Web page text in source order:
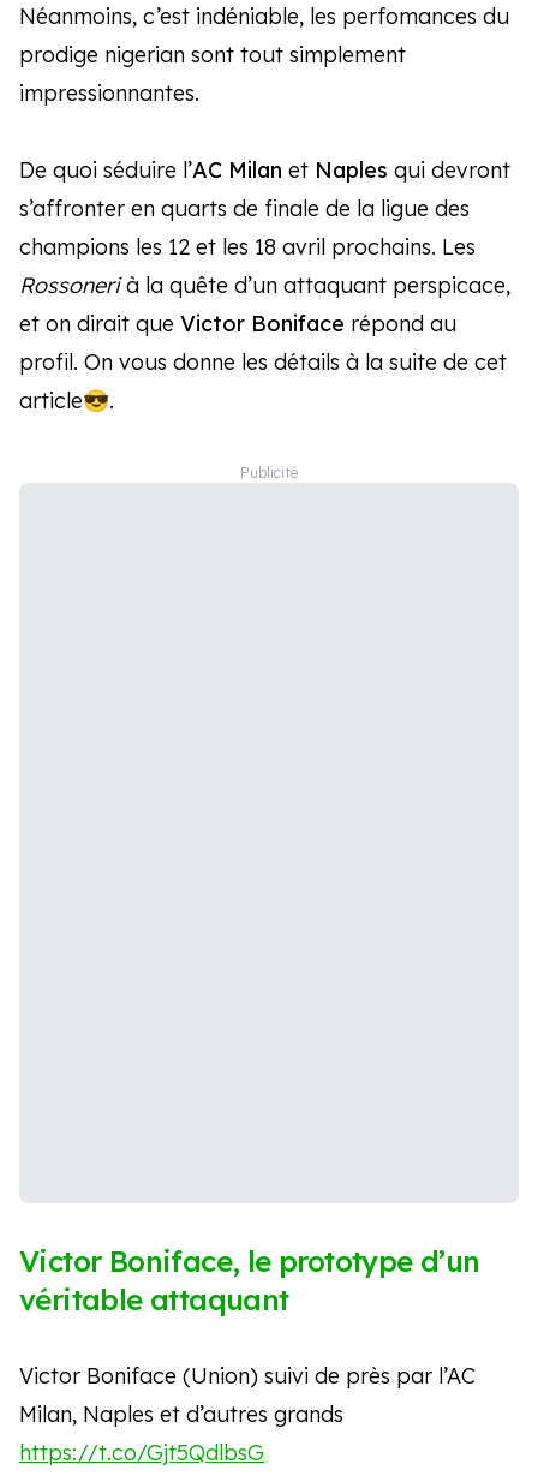
Néanmoins, c’est indéniable, les perfomances du
prodige nigerian sont tout simplement
impressionnantes.
De quoi séduire l’AC Milan et Naples qui devront
s’affronter en quarts de finale de la ligue des
champions les 12 et les 18 avril prochains. Les
Rossonerià la quête d’un attaquant perspicace,
et on dirait que Victor Boniface répond au
profil. On vous donne les détails à la suite de cet
article😎.
Victor Boniface, le prototype d’un
véritable attaquant
Victor Boniface (Union) suivi de près par l’AC
Milan, Naples et d’autres grands
https://t.co/Gjt5QdlbsG